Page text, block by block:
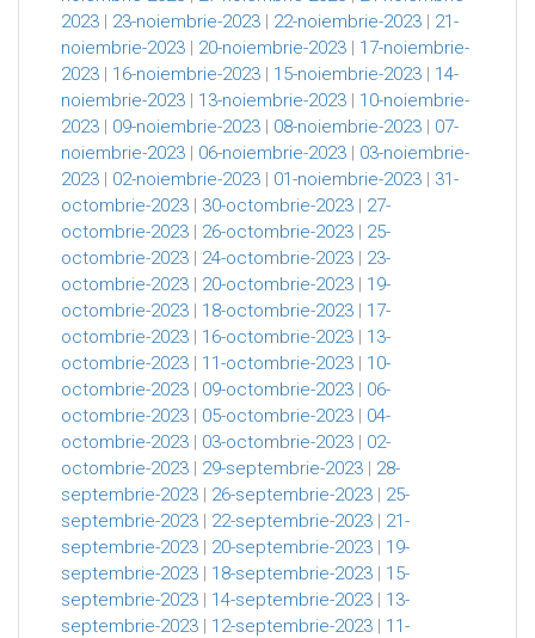
2023 | 23-noiembrie-2023 | 22-noiembrie-2023 | 21-
noiembrie-2023 | 20-noiembrie-2023 | 17-noiembrie-
2023 | 16-noiembrie-2023 | 15-noiembrie-2023 | 14-
noiembrie-2023 | 13-noiembrie-2023 | 10-noiembrie-
2023 | 09-noiembrie-2023 | 08-noiembrie-2023 | 07-
noiembrie-2023 | 06-noiembrie-2023 | 03-noiembrie-
2023 | 02-noiembrie-2023 | 01-noiembrie-2023 | 31-
octombrie-2023 | 30-octombrie-2023 | 27-
octombrie-2023 | 26-octombrie-2023 | 25-
octombrie-2023 | 24-octombrie-2023 | 23-
octombrie-2023 | 20-octombrie-2023 | 19-
octombrie-2023 | 18-octombrie-2023 | 17-
octombrie-2023 | 16-octombrie-2023 | 13-
octombrie-2023 | 11-octombrie-2023 | 10-
octombrie-2023 | 09-octombrie-2023 | 06-
octombrie-2023 | 05-octombrie-2023 | 04-
octombrie-2023 | 03-octombrie-2023 | 02-
octombrie-2023 | 29-septembrie-2023 | 28-
septembrie-2023 | 26-septembrie-2023 | 25-
septembrie-2023 | 22-septembrie-2023 | 21-
septembrie-2023 | 20-septembrie-2023 | 19-
septembrie-2023 | 18-septembrie-2023 | 15-
septembrie-2023 | 14-septembrie-2023 | 13-
septembrie-2023 | 12-septembrie-2023 | 11-